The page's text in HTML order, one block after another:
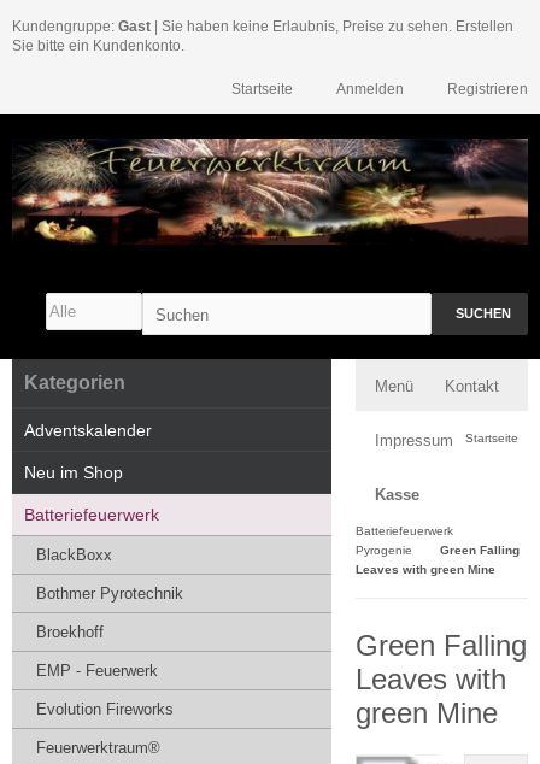
Kundengruppe: Gast | Sie haben keine Erlaubnis, Preise zu sehen. Erstellen
Sie bitte ein Kundenkonto.
Registrieren
Anmelden
Startseite
SUCHEN
Menü Kontakt
Impressum
Kasse
Startseite
Batteriefeuerwerk
Pyrogenie
Green Falling
Leaves with green Mine
Green Falling
Leaves with
green Mine
Kategorien
Adventskalender
Neu im Shop
Batteriefeuerwerk
BlackBoxx
Bothmer Pyrotechnik
Broekhoff
EMP - Feuerwerk
Evolution Fireworks
Feuerwerktraum®